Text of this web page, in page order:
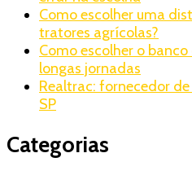
Como escolher uma
tratores agrícolas?
Como escolher o
longas jornadas
Realtrac: fornecedor
SP
Categorias